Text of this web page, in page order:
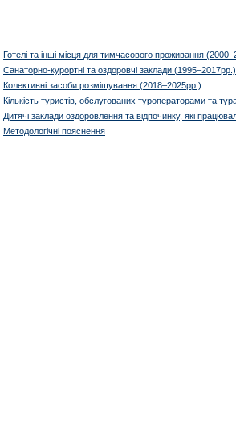
Готелі та інші місця для тимчасового проживання
Санаторно-курортні та оздоровчі заклади (1995–2017рр.)
Колективні засоби розміщування (2018–2025рр.)
Кількість туристів, обслугованих туроператорами та
Дитячі заклади оздоровлення та відпочинку, які
Методологічні пояснення